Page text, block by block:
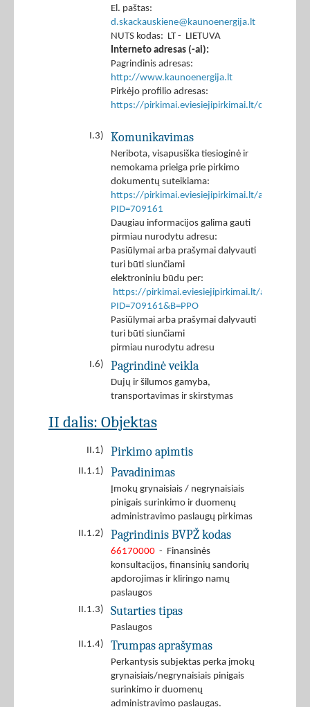
El. paštas:
d.skackauskiene@kaunoenergija.lt
NUTS kodas: LT - LIETUVA
Interneto adresas (-ai):
Pagrindinis adresas:
http://www.kaunoenergija.lt
Pirkėjo profilio adresas:
https://pirkimai.eviesiejipirkimai.lt/ctm/
I.3) Komunikavimas
Neribota, visapusiška tiesioginė ir
nemokama prieiga prie pirkimo
dokumentų suteikiama:
https://pirkimai.eviesiejipirkimai.lt/app/rfq/
PID=709161
Daugiau informacijos galima gauti
pirmiau nurodytu adresu:
Pasiūlymai arba prašymai dalyvauti
turi būti siunčiami
elektroniniu būdu per:
https://pirkimai.eviesiejipirkimai.lt/app/rfq/
PID=709161&B=PPO
Pasiūlymai arba prašymai dalyvauti
turi būti siunčiami
pirmiau nurodytu adresu
I.6)
Pagrindinė veikla
Dujų ir šilumos gamyba,
transportavimas ir skirstymas
II dalis: Objektas
II.1) Pirkimo apimtis
II.1.1) Pavadinimas
Įmokų grynaisiais / negrynaisiais
pinigais surinkimo ir duomenų
administravimo paslaugų pirkimas
II.1.2)
Pagrindinis BVPŽ kodas
66170000 - Finansinės
konsultacijos, finansinių sandorių
apdorojimas ir kliringo namų
paslaugos
II.1.3)
Sutarties tipas
Paslaugos
II.1.4)
Trumpas aprašymas
Perkantysis subjektas perka įmokų
grynaisiais/negrynaisiais pinigais
surinkimo ir duomenų
administravimo paslaugas.